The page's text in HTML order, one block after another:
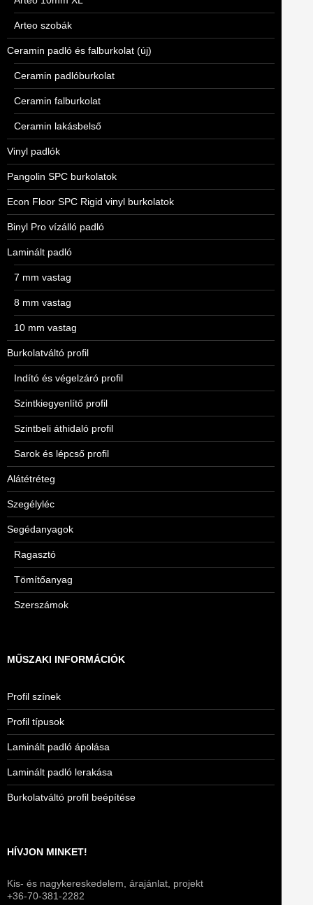
Arteo szobák
Ceramin padló és falburkolat (új)
Ceramin padlóburkolat
Ceramin falburkolat
Ceramin lakásbelső
Vinyl padlók
Pangolin SPC burkolatok
Econ Floor SPC Rigid vinyl burkolatok
Binyl Pro vízálló padló
Laminált padló
7 mm vastag
8 mm vastag
10 mm vastag
Burkolatváltó profil
Indító és végelzáró profil
Szintkiegyenlítő profil
Szintbeli áthidaló profil
Sarok és lépcső profil
Alátétréteg
Szegélyléc
Segédanyagok
Ragasztó
Tömítőanyag
Szerszámok
MŰSZAKI INFORMÁCIÓK
Profil színek
Profil típusok
Laminált padló ápolása
Laminált padló lerakása
Burkolatváltó profil beépítése
HÍVJON MINKET!
Kis- és nagykereskedelem, árajánlat, projekt
+36-70-381-2282